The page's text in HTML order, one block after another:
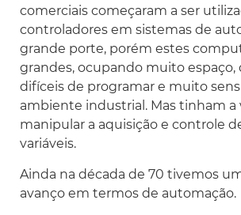
comerciais começaram a ser
controladores em sistemas de
grande porte, porém estes
grandes, ocupando muito espaço,
difíceis de programar e muito
ambiente industrial. Mas tinham
manipular a aquisição e controle
variáveis.
Ainda na década de 70 tivemos
avanço em termos de automação.